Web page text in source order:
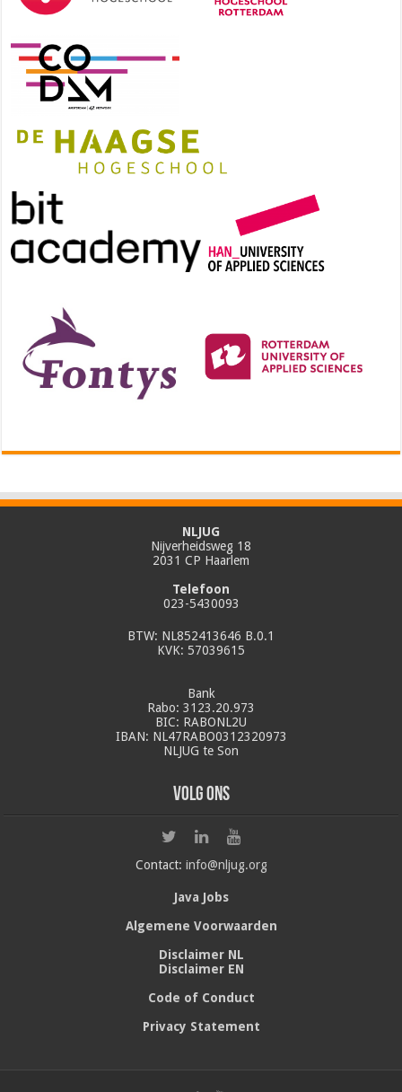
NLJUG
Nijverheidsweg 18
2031 CP Haarlem
Telefoon
023-5430093
BTW: NL852413646 B.0.1
KVK: 57039615
Bank
Rabo: 3123.20.973
BIC: RABONL2U
IBAN: NL47RABO0312320973
NLJUG te Son
Volg ons
Contact: info@nljug.org
Java Jobs
Algemene Voorwaarden
Disclaimer NL
Disclaimer EN
Code of Conduct
Privacy Statement